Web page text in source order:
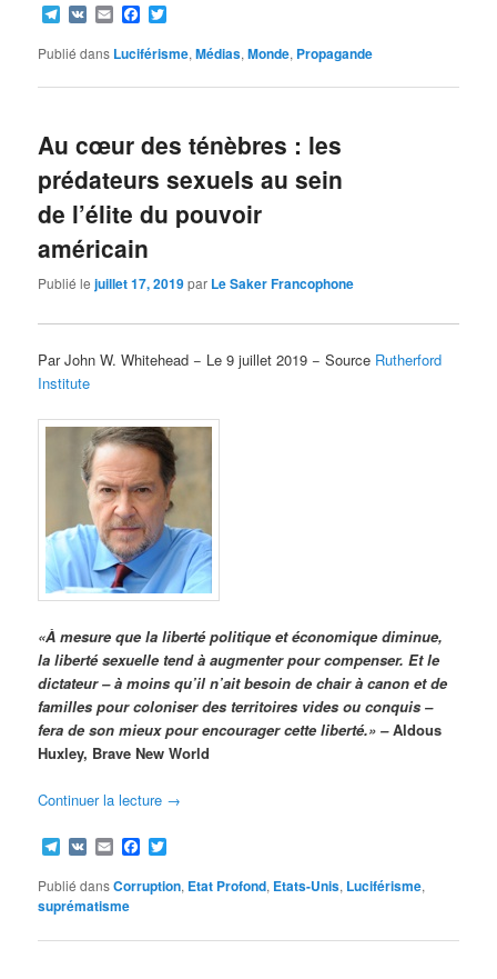
Telegram
VK EmailFacebook
Publié dans Luciférisme,Médias,Monde, Propagande
Au cœur des ténèbres : les
prédateurs sexuels au sein
de l’élite du pouvoir
américain
Publié lejuillet 17, 2019par Le Saker Francophone
Par John W. Whitehead − Le 9 juillet 2019 − Source Rutherford
Institute
«À mesure que la liberté politique et économique diminue,
la liberté sexuelle tend à augmenter pour compenser. Et le
dictateur – à moins qu’il n’ait besoin de chair à canon et de
familles pour coloniser des territoires vides ou conquis –
fera de son mieux pour encourager cette liberté.» –Aldous
Huxley, Brave New World
Continuer la lecture →
Telegram
VK EmailFacebook
Publié dansCorruption, Etat Profond, Etats-Unis, Luciférisme,
suprématisme